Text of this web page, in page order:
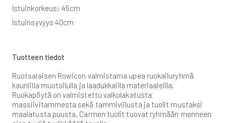
Istuinkorkeus: 45cm
Istuinsyvyys 40cm
Tuotteen tiedot
Ruotsalaisen Rowicon valmistama upea ruokailuryhmä
kauniilla muotoilulla ja laadukkailla materiaaleilla.
Ruokapöytä on valmistettu valkolakatusta
massiivitammesta sekä tammiviilusta ja tuolit mustaksi
maalatusta puusta. Carmen tuolit tuovat ryhmään menneen